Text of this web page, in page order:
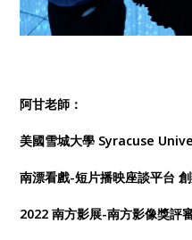
阿甘老師：
美國雪城大學 Syracuse
南漂看戲-短片播映座談平台
2022 南方影展-南方影像獎評